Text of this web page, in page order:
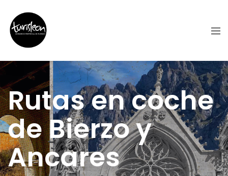
Rutas en coche
de Bierzo y
Ancares